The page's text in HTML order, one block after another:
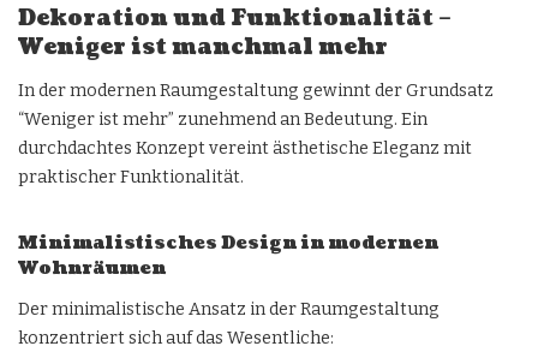
Dekoration und Funktionalität –
Weniger ist manchmal mehr
In der modernen Raumgestaltung gewinnt der Grundsatz
“Weniger ist mehr” zunehmend an Bedeutung. Ein
durchdachtes Konzept vereint ästhetische Eleganz mit
praktischer Funktionalität.
Minimalistisches Design in modernen
Wohnräumen
Der minimalistische Ansatz in der Raumgestaltung
konzentriert sich auf das Wesentliche: